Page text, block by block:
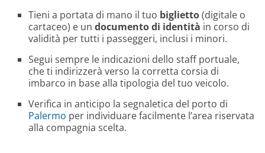
Tieni a portata di mano il tuo biglietto(digitale o
cartaceo) e undocumento di identità in corso di
validità per tutti i passeggeri, inclusi i minori.
Segui sempre le indicazioni dello staff portuale,
che ti indirizzerà verso la corretta corsia di
imbarco in base alla tipologia del tuo veicolo.
Verifica in anticipo la segnaletica del porto di
Palermo per individuare facilmente l’area riservata
alla compagnia scelta.